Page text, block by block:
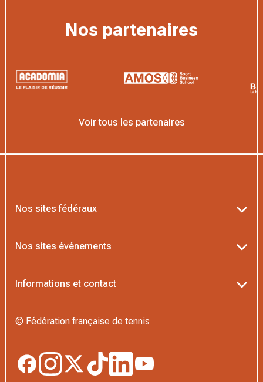
Nos partenaires
Voir tous les partenaires
Nos sites fédéraux
L’Institut Formation Tennis
Proshop FFT
Application Beach/Padel/Pickleball
Nos sites événements
Boutique Officielle
Informations et contact
Politique des cookies
© Fédération française de tennis